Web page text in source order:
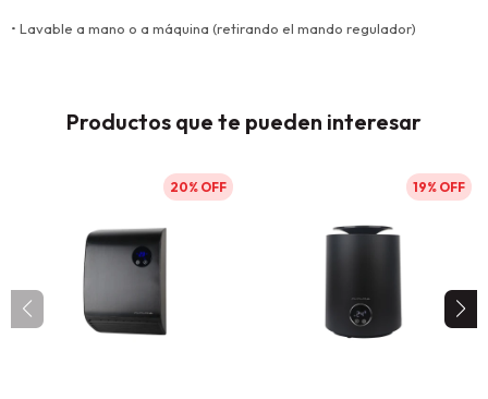
• Lavable a mano o a máquina (retirando el mando regulador)
Productos que te pueden interesar
20 19